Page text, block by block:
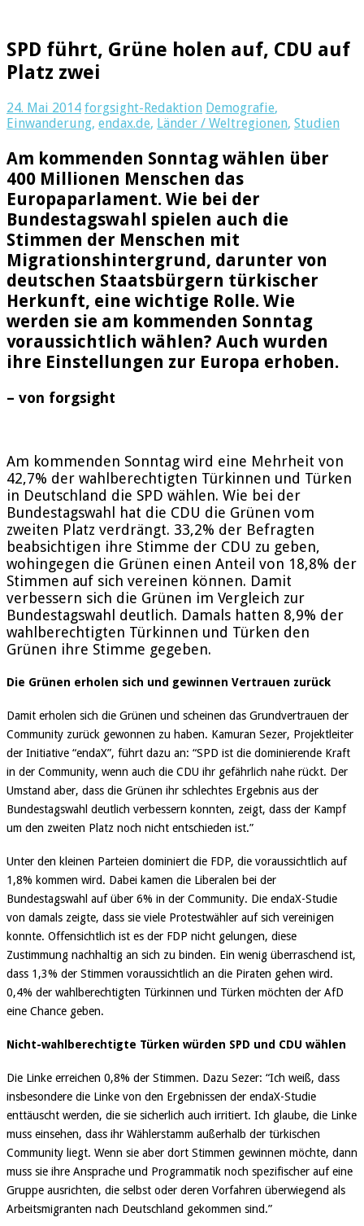
SPD führt, Grüne holen auf, CDU auf
Platz zwei
24. Mai 2014 forgsight-Redaktion Demografie,
Einwanderung, endax.de, Länder / Weltregionen, Studien
Am kommenden Sonntag wählen über
400 Millionen Menschen das
Europaparlament. Wie bei der
Bundestagswahl spielen auch die
Stimmen der Menschen mit
Migrationshintergrund, darunter von
deutschen Staatsbürgern türkischer
Herkunft, eine wichtige Rolle. Wie
werden sie am kommenden Sonntag
voraussichtlich wählen? Auch wurden
ihre Einstellungen zur Europa erhoben.
– von forgsight
Am kommenden Sonntag wird eine Mehrheit von
42,7% der wahlberechtigten Türkinnen und Türken
in Deutschland die SPD wählen. Wie bei der
Bundestagswahl hat die CDU die Grünen vom
zweiten Platz verdrängt. 33,2% der Befragten
beabsichtigen ihre Stimme der CDU zu geben,
wohingegen die Grünen einen Anteil von 18,8% der
Stimmen auf sich vereinen können. Damit
verbessern sich die Grünen im Vergleich zur
Bundestagswahl deutlich. Damals hatten 8,9% der
wahlberechtigten Türkinnen und Türken den
Grünen ihre Stimme gegeben.
Die Grünen erholen sich und gewinnen Vertrauen zurück
Damit erholen sich die Grünen und scheinen das Grundvertrauen der
Community zurück gewonnen zu haben. Kamuran Sezer, Projektleiter
der Initiative “endaX”, führt dazu an: “SPD ist die dominierende Kraft
in der Community, wenn auch die CDU ihr gefährlich nahe rückt. Der
Umstand aber, dass die Grünen ihr schlechtes Ergebnis aus der
Bundestagswahl deutlich verbessern konnten, zeigt, dass der Kampf
um den zweiten Platz noch nicht entschieden ist.”
Unter den kleinen Parteien dominiert die FDP, die voraussichtlich auf
1,8% kommen wird. Dabei kamen die Liberalen bei der
Bundestagswahl auf über 6% in der Community. Die endaX-Studie
von damals zeigte, dass sie viele Protestwähler auf sich vereinigen
konnte. Offensichtlich ist es der FDP nicht gelungen, diese
Zustimmung nachhaltig an sich zu binden. Ein wenig überraschend ist,
dass 1,3% der Stimmen voraussichtlich an die Piraten gehen wird.
0,4% der wahlberechtigten Türkinnen und Türken möchten der AfD
eine Chance geben.
Nicht-wahlberechtigte Türken würden SPD und CDU wählen
Die Linke erreichen 0,8% der Stimmen. Dazu Sezer: “Ich weiß, dass
insbesondere die Linke von den Ergebnissen der endaX-Studie
enttäuscht werden, die sie sicherlich auch irritiert. Ich glaube, die Linke
muss einsehen, dass ihr Wählerstamm außerhalb der türkischen
Community liegt. Wenn sie aber dort Stimmen gewinnen möchte, dann
muss sie ihre Ansprache und Programmatik noch spezifischer auf eine
Gruppe ausrichten, die selbst oder deren Vorfahren überwiegend als
Arbeitsmigranten nach Deutschland gekommen sind.”